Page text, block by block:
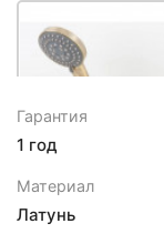
17129 ₽
Смеситель на борт
ванны бронза Alpen
Гарантия
1 год
Материал
Латунь